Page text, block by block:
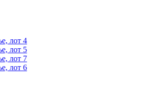
лот 4
лот 5
лот 7
лот 6